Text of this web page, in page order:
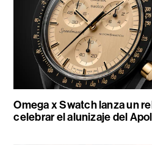
Omega x Swatch lanza un
celebrar el alunizaje del